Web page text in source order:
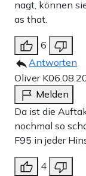
nagt, können
as that.
6
Antworten
Oliver K
Melden
Da ist die
nochmal so
F95 in jeder
4